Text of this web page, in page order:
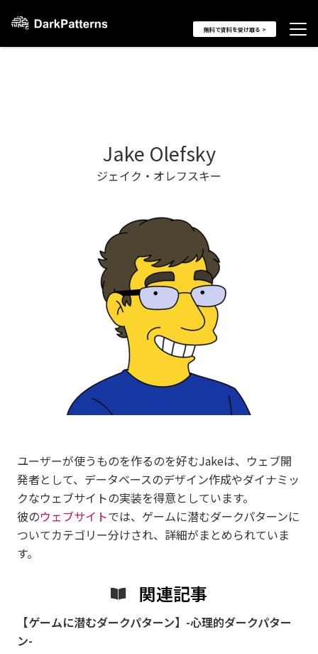
無料で資料を受け取る >
Jake Olefsky
ジェイク・オレフスキー
ユーザーが使うものを作るのを好むJakeは、ウェブ開
発者として、データベースのデザイン作成やダイナミッ
クなウェブサイトの実装を得意としています。
彼のウェブサイトでは、ゲームに潜むダークパターンに
ついてカテゴリー分けされ、詳細がまとめられていま
す。
関連記事
【ゲームに潜むダークパターン】-心理的ダークパター
ン-